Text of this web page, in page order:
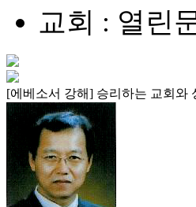
교회 : 열린
[에베소서 강해] 승리하는 교회와